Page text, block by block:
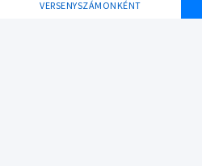
VERSENYSZÁMONKÉNT